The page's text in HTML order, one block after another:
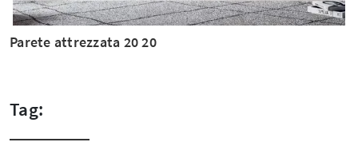
Parete attrezzata 20 20
Tag: